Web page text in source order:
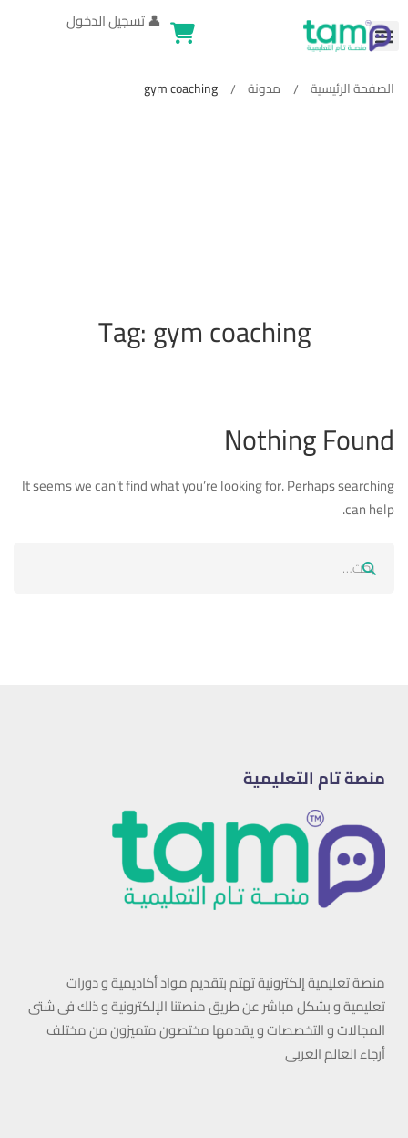
👤تسجيل الدخول
Tag: gym coaching
الصفحة الرئيسية مدونة gym coaching
Nothing Found
It seems we can’t find what you’re looking for. Perhaps searching
can help.
منصة تام التعليمية
منصة تعليمية إلكترونية تهتم بتقديم مواد أكاديمية و دورات
تعليمية و بشكل مباشر عن طريق منصتنا الإلكترونية و ذلك فى شتى
المجالات و التخصصات و يقدمها مختصون متميزون من مختلف
أرجاء العالم العربى